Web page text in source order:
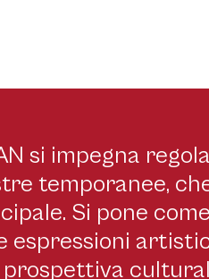
Museo MAN
si impegna
temporanee,
Si pone
espressioni
prospettiva